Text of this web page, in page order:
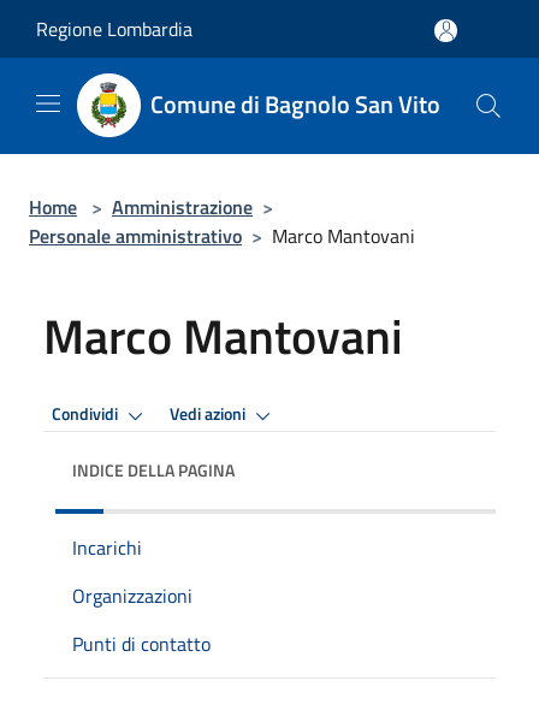
Regione Lombardia
Comune di Bagnolo San Vito
Home > Amministrazione >
Personale amministrativo > Marco Mantovani
Marco Mantovani
Condividi Vedi azioni
INDICE DELLA PAGINA
Incarichi
Organizzazioni
Punti di contatto